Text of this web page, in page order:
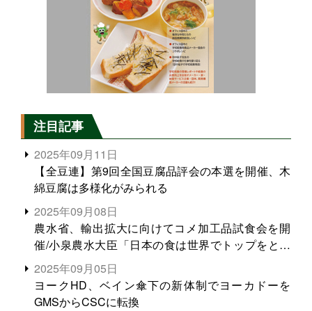
注目記事
2025年09月11日
【全豆連】第9回全国豆腐品評会の本選を開催、木
綿豆腐は多様化がみられる
2025年09月08日
農水省、輸出拡大に向けてコメ加工品試食会を開
催/小泉農水大臣「日本の食は世界でトップをとれ
る。米増産に向けて、米輸出需要の拡大を」
2025年09月05日
ヨークHD、ベイン傘下の新体制でヨーカドーを
GMSからCSCに転換